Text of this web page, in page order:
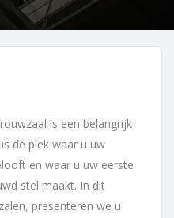
is een belangrijk
de plek waar u uw
en waar u uw eerste
stel maakt. In dit
presenteren we u